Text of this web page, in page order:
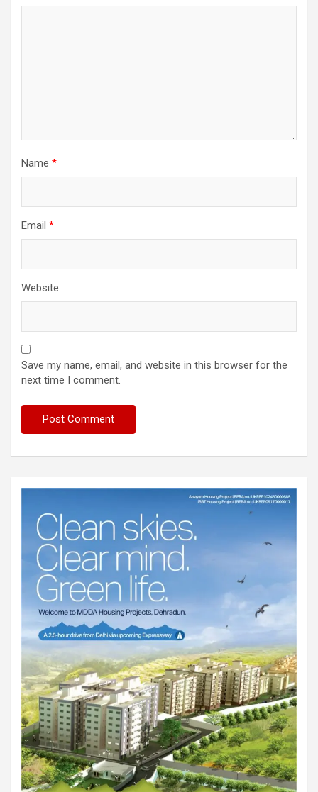
Name *
Email *
Website
Save my name, email, and website in this browser for the
next time I comment.